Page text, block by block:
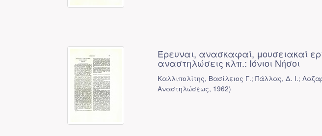
Έρευναι, ανασκαφαί, μουσειακαί
αναστηλώσεις κλπ.: Ιόνιοι Νήσοι
Καλλιπολίτης, Βασίλειος Γ.; Πάλλας, Δ. Ι.;
Αναστηλώσεως, 1962)